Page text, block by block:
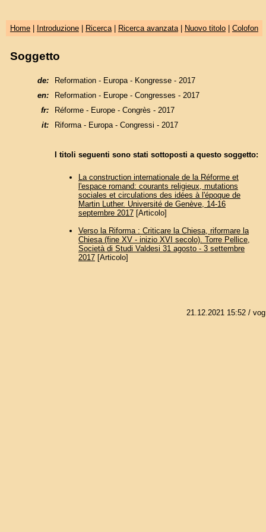
Home| Introduzione| Ricerca| Ricerca avanzata| Nuovo titolo| Colofon
Soggetto
de:
Reformation - Europa - Kongresse - 2017
en:
Reformation - Europe - Congresses - 2017
fr:
Réforme - Europe - Congrès - 2017
it:
Riforma - Europa - Congressi - 2017
I titoli seguenti sono stati sottoposti a questo soggetto:
La construction internationale de la Réforme et
l'espace romand: courants religieux, mutations
sociales et circulations des idées à l'époque de
Martin Luther. Université de Genève, 14-16
septembre 2017[Articolo]
Verso la Riforma : Criticare la Chiesa, riformare la
Chiesa (fine XV - inizio XVI secolo). Torre Pellice,
Società di Studi Valdesi 31 agosto - 3 settembre
2017[Articolo]
21.12.2021 15:52/ vog